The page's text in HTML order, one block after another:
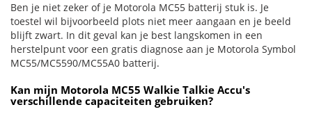
Ben je niet zeker of je Motorola MC55 batterij stuk is. Je
toestel wil bijvoorbeeld plots niet meer aangaan en je beeld
blijft zwart. In dit geval kan je best langskomen in een
herstelpunt voor een gratis diagnose aan je Motorola Symbol
MC55/MC5590/MC55A0 batterij.
Kan mijn Motorola MC55 Walkie Talkie Accu's
verschillende capaciteiten gebruiken?